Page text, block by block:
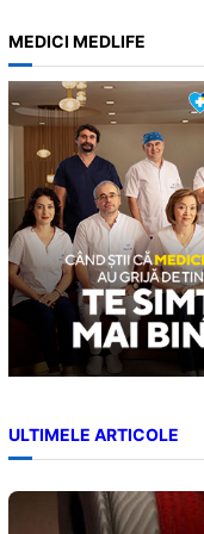
r
c
h
MEDICI MEDLIFE
ULTIMELE ARTICOLE